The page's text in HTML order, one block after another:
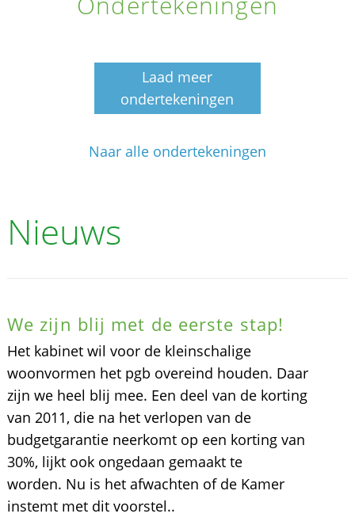
Laad meer
ondertekeningen
Naar alle ondertekeningen
Nieuws
We zijn blij met de eerste stap!
Het kabinet wil voor de kleinschalige
woonvormen het pgb overeind houden. Daar
zijn we heel blij mee. Een deel van de korting
van 2011, die na het verlopen van de
budgetgarantie neerkomt op een korting van
30%, lijkt ook ongedaan gemaakt te
worden. Nu is het afwachten of de Kamer
instemt met dit voorstel..